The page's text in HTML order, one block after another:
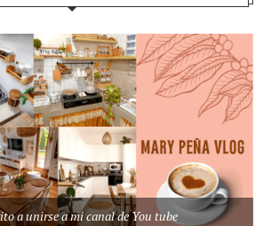
a unirse a mi canal de You tube